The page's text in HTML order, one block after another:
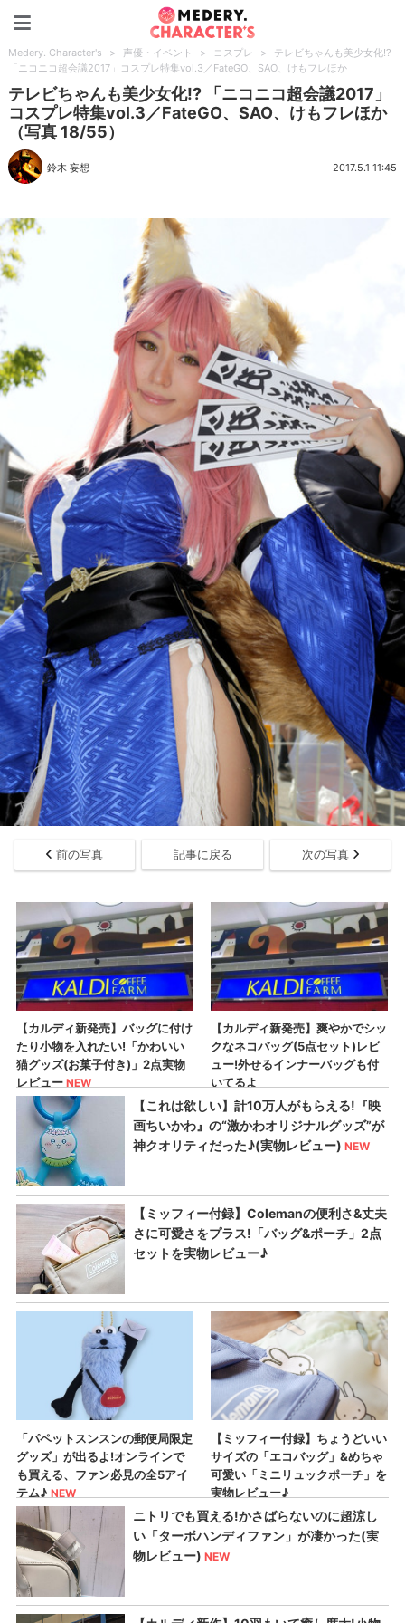
Medery. Character's > 声優・イベント > コスプレ >
テレビちゃんも美少女化!?
「ニコニコ超会議2017」コスプレ特集vol.3／FateGO、SAO、けもフレほか
テレビちゃんも美少女化!? 「ニコニコ超会議2017」
コスプレ特集vol.3／FateGO、SAO、けもフレほか
（写真 18/55）
鈴木 妄想 2017.5.1 11:45
前の写真 記事に戻る 次の写真